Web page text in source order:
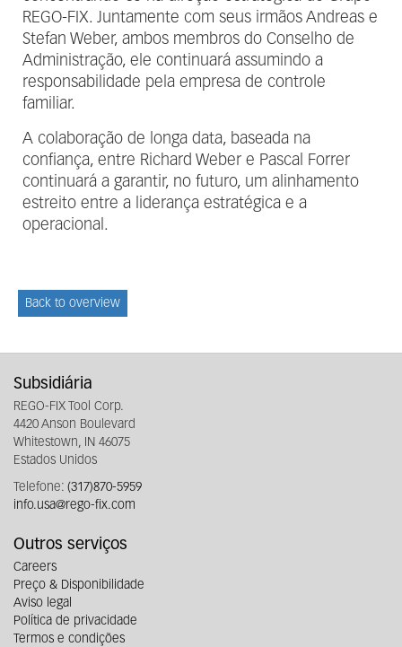
REGO-FIX. Juntamente com seus irmãos Andreas e
Stefan Weber, ambos membros do Conselho de
Administração, ele continuará assumindo a
responsabilidade pela empresa de controle
familiar.
A colaboração de longa data, baseada na
confiança, entre Richard Weber e Pascal Forrer
continuará a garantir, no futuro, um alinhamento
estreito entre a liderança estratégica e a
operacional.
Back to overview
Subsidiária
REGO-FIX Tool Corp.
4420 Anson Boulevard
Whitestown, IN 46075
Estados Unidos
Telefone: (317)870-5959
info.usa@rego-fix.com
Outros serviços
Careers
Preço & Disponibilidade
Aviso legal
Política de privacidade
Termos e condições